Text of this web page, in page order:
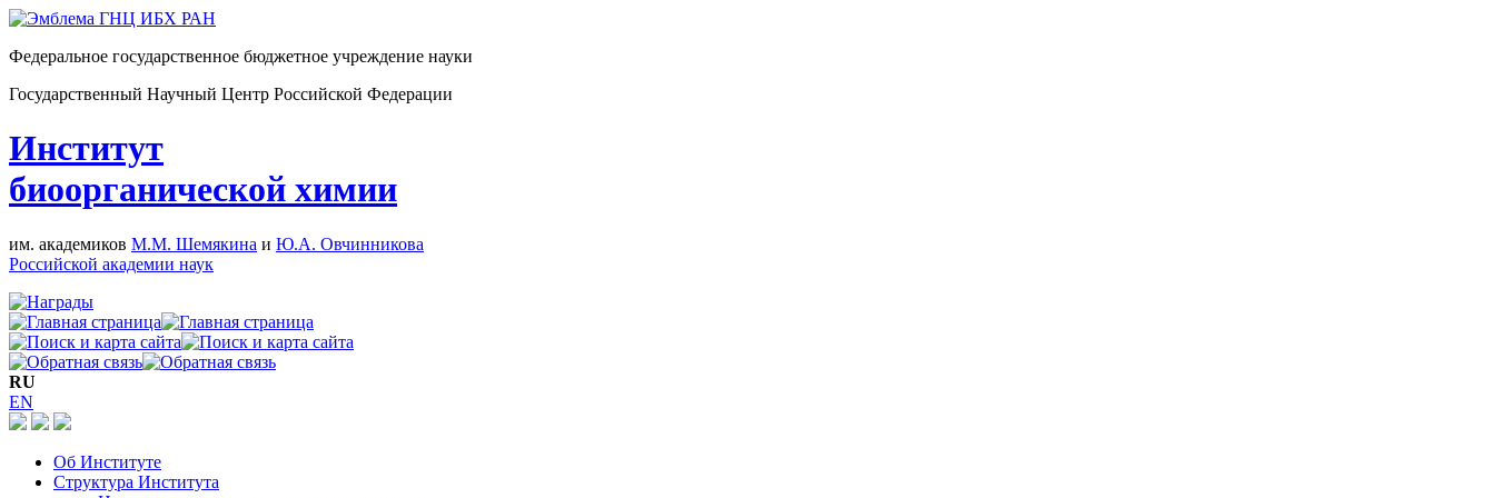
Федеральное государственное бюджетное учреждение науки
Государственный Научный Центр Российской Федерации
Институт
биоорганической химии
им. академиков М.М. Шемякина и Ю.А. Овчинникова
Российской академии наук
RU
EN
Об Институте
Структура Института